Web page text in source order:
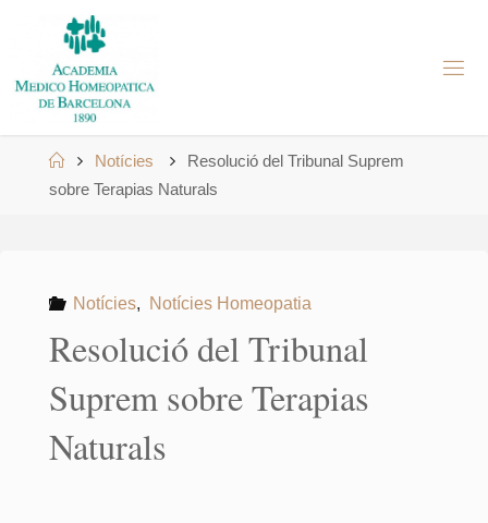
content
HomeNotícies
Resolució del Tribunal Suprem
sobre Terapias Naturals
Notícies, Notícies Homeopatia
Resolució del Tribunal
Suprem sobre Terapias
Naturals